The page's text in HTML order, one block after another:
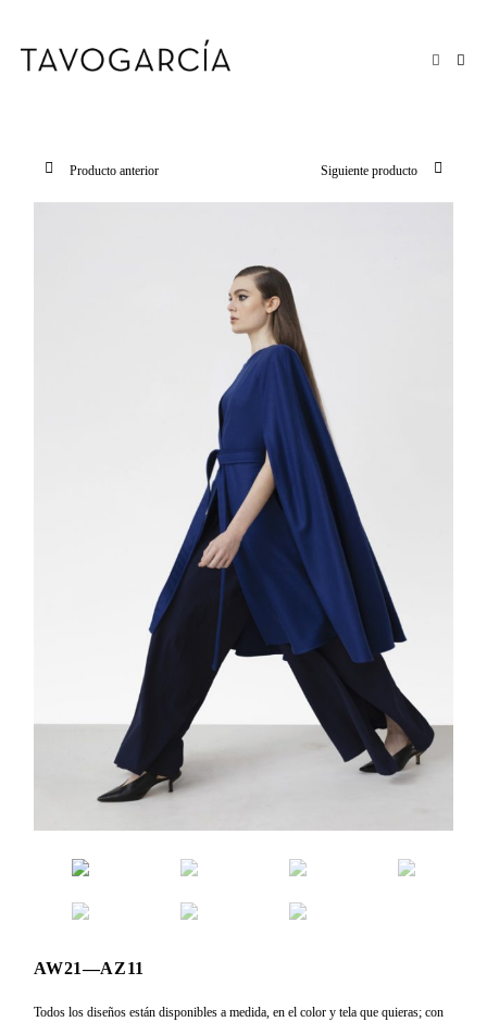
contenido
Producto anterior Siguiente producto
AW21—AZ11
Todos los diseños están disponibles a medida, en el color y tela que quieras; con